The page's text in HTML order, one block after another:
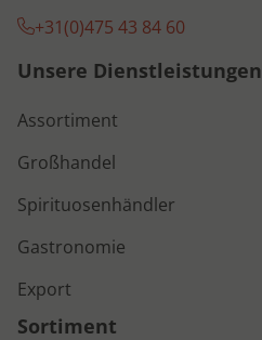
+31(0)475 43 84 60
Unsere Dienstleistungen
Assortiment
Großhandel
Spirituosenhändler
Gastronomie
Export
Sortiment